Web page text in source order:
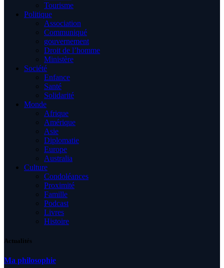
Tourisme
Politique
Association
Communiqué
gouvernement
Droit de l’homme
Ministère
Société
Enfance
Santé
Solidarité
Monde
Afrique
Amérique
Asie
Diplomatie
Europe
Australia
Culture
Condoléances
Proximité
Famille
Podcast
Livres
Histoire
Actualités
Ma philosophie